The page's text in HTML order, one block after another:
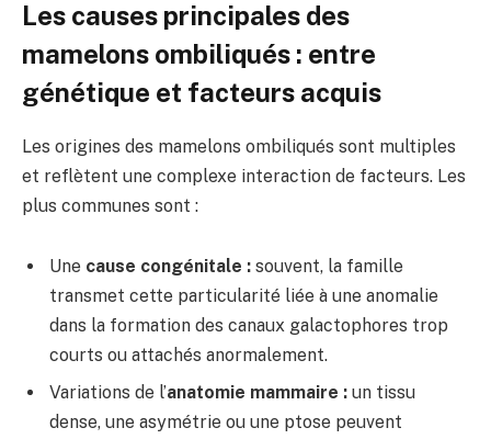
Les causes principales des
mamelons ombiliqués : entre
génétique et facteurs acquis
Les origines des mamelons ombiliqués sont multiples
et reflètent une complexe interaction de facteurs. Les
plus communes sont :
Une cause congénitale : souvent, la famille
transmet cette particularité liée à une anomalie
dans la formation des canaux galactophores trop
courts ou attachés anormalement.
Variations de l’anatomie mammaire : un tissu
dense, une asymétrie ou une ptose peuvent